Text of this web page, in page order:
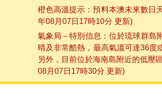
橙色高溫提示：預料本澳未來數日
年08月07日17時10分 更新)
氣象局－特別信息：位於琉球群島
晴及非常酷熱，最高氣溫可達36度
另外，目前位於海南島附近的低壓
08月07日17時30分 更新)